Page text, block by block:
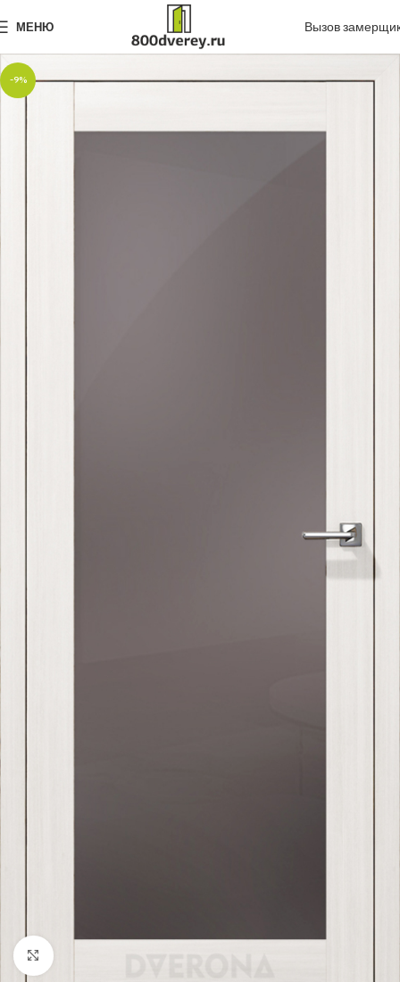
МЕНЮ Вызов
-9%
Нажмите, чтобы увеличить